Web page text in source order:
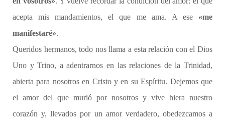
acepta mis mandamientos, el que me ama. A ese «me
manifestaré».
Queridos hermanos, todo nos llama a esta relación con el Dios
Uno y Trino, a adentrarnos en las relaciones de la Trinidad,
abierta para nosotros en Cristo y en su Espíritu. Dejemos que
el amor del que murió por nosotros y vive hiera nuestro
corazón y, llevados por un amor verdadero, obedezcamos a